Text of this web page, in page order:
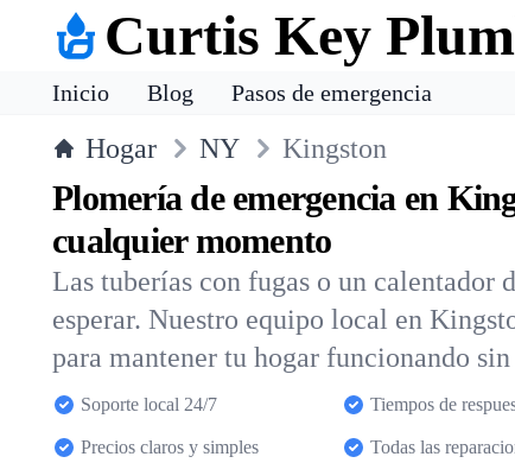
Curtis Key
Inicio Blog Pasos de emergencia
Hogar NY Kingston
Plomería de emergencia en
cualquier momento
Las tuberías con fugas o un calentador
esperar. Nuestro equipo local en
para mantener tu hogar funcionando
Soporte local 24/7 Tiempos de
Precios claros y simples Todas las